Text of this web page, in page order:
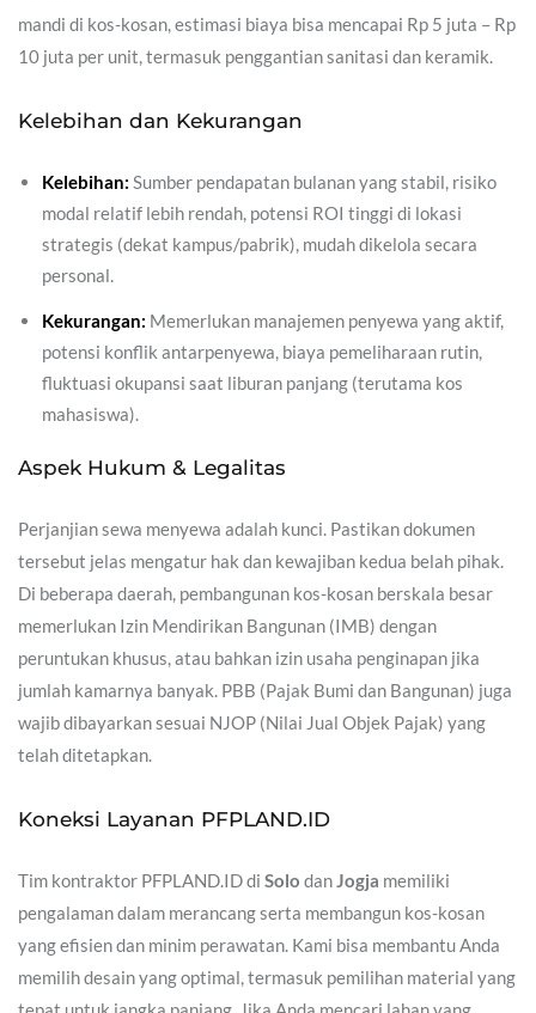
mandi di kos-kosan, estimasi biaya bisa mencapai Rp 5 juta – Rp
10 juta per unit, termasuk penggantian sanitasi dan keramik.
Kelebihan dan Kekurangan
Kelebihan: Sumber pendapatan bulanan yang stabil, risiko
modal relatif lebih rendah, potensi ROI tinggi di lokasi
strategis (dekat kampus/pabrik), mudah dikelola secara
personal.
Kekurangan: Memerlukan manajemen penyewa yang aktif,
potensi konflik antarpenyewa, biaya pemeliharaan rutin,
fluktuasi okupansi saat liburan panjang (terutama kos
mahasiswa).
Aspek Hukum & Legalitas
Perjanjian sewa menyewa adalah kunci. Pastikan dokumen
tersebut jelas mengatur hak dan kewajiban kedua belah pihak.
Di beberapa daerah, pembangunan kos-kosan berskala besar
memerlukan Izin Mendirikan Bangunan (IMB) dengan
peruntukan khusus, atau bahkan izin usaha penginapan jika
jumlah kamarnya banyak. PBB (Pajak Bumi dan Bangunan) juga
wajib dibayarkan sesuai NJOP (Nilai Jual Objek Pajak) yang
telah ditetapkan.
Koneksi Layanan PFPLAND.ID
Tim kontraktor PFPLAND.ID di Solo danJogja memiliki
pengalaman dalam merancang serta membangun kos-kosan
yang efisien dan minim perawatan. Kami bisa membantu Anda
memilih desain yang optimal, termasuk pemilihan material yang